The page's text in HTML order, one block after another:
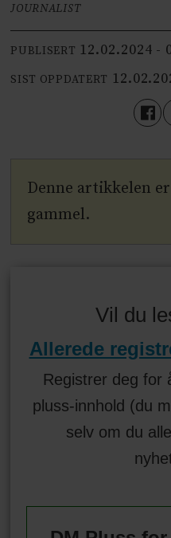
JOURNALIST
PUBLISERT 12.02.2024 -
SIST OPPDATERT
Denne artikkelen
gammel.
Vil du
Allerede
Registrer deg for
pluss-innhold (du
selv om du